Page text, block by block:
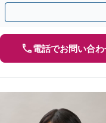
お悩みもご相談ください【
電話でお問い合わ